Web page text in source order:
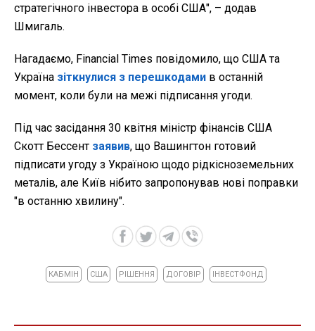
стратегічного інвестора в особі США", – додав
Шмигаль.
Нагадаємо, Financial Times повідомило, що США та
Україна зіткнулися з перешкодами в останній
момент, коли були на межі підписання угоди.
Під час засідання 30 квітня міністр фінансів США
Скотт Бессент заявив, що Вашингтон готовий
підписати угоду з Україною щодо рідкісноземельних
металів, але Київ нібито запропонував нові поправки
"в останню хвилину".
КАБМІН США РІШЕННЯ ДОГОВІР ІНВЕСТФОНД